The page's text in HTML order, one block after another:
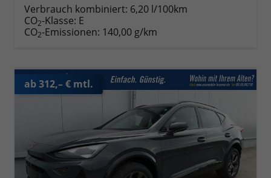
Verbrauch kombiniert: 6,20 l/100km
CO2-Klasse: E
CO2-Emissionen: 140,00 g/km
ab 312,– € mtl.